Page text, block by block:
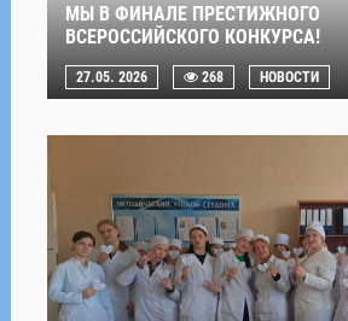
МЫ В ФИНАЛЕ ПРЕСТИЖНОГО
ВСЕРОССИЙСКОГО КОНКУРСА!
27.05. 2026 268 НОВОСТИ